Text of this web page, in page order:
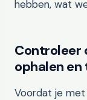
hebben, wat
Controleer
ophalen
Voordat je